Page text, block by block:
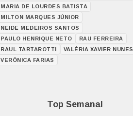
MARIA DE LOURDES BATISTA
MILTON MARQUES JÚNIOR
NEIDE MEDEIROS SANTOS
PAULO HENRIQUE NETO
RAU FERREIRA
RAUL TARTAROTTI
VALÉRIA XAVIER NUNES
VERÔNICA FARIAS
Top Semanal